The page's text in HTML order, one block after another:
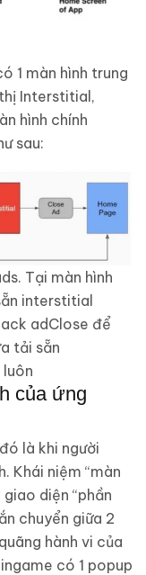
1 màn hình trung
Interstitial,
hình chính
sau:
Tại màn hình
interstitial
adClose để
tải sẵn
của ứng
là khi người
Khái niệm “màn
diện “phần
chuyển giữa 2
hành vi của
có 1 popup